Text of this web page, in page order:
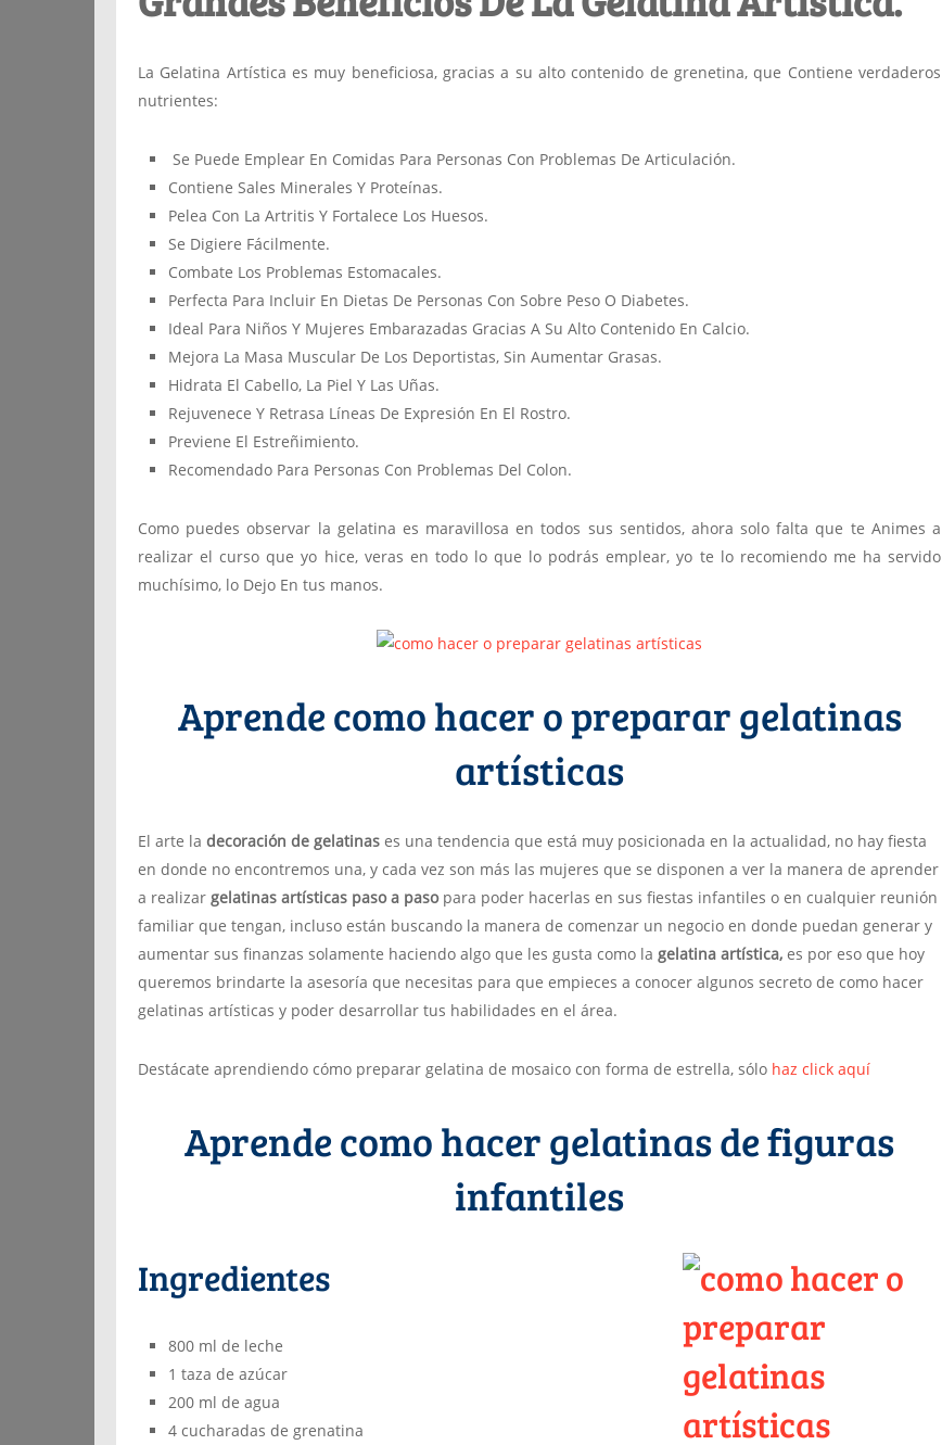
La Gelatina Artística es muy beneficiosa, gracias a su alto contenido de grenetina, que Contiene verdaderos
nutrientes:
Se Puede Emplear En Comidas Para Personas Con Problemas De Articulación.
Contiene Sales Minerales Y Proteínas.
Pelea Con La Artritis Y Fortalece Los Huesos.
Se Digiere Fácilmente.
Combate Los Problemas Estomacales.
Perfecta Para Incluir En Dietas De Personas Con Sobre Peso O Diabetes.
Ideal Para Niños Y Mujeres Embarazadas Gracias A Su Alto Contenido En Calcio.
Mejora La Masa Muscular De Los Deportistas, Sin Aumentar Grasas.
Hidrata El Cabello, La Piel Y Las Uñas.
Rejuvenece Y Retrasa Líneas De Expresión En El Rostro.
Previene El Estreñimiento.
Recomendado Para Personas Con Problemas Del Colon.
Como puedes observar la gelatina es maravillosa en todos sus sentidos, ahora solo falta que te Animes a
realizar el curso que yo hice, veras en todo lo que lo podrás emplear, yo te lo recomiendo me ha servido
muchísimo, lo Dejo En tus manos.
Aprende como hacer o preparar gelatinas
artísticas
El arte la decoración de gelatinas es una tendencia que está muy posicionada en la actualidad, no hay fiesta
en donde no encontremos una, y cada vez son más las mujeres que se disponen a ver la manera de aprender
a realizar gelatinas artísticas paso a paso para poder hacerlas en sus fiestas infantiles o en cualquier reunión
familiar que tengan, incluso están buscando la manera de comenzar un negocio en donde puedan generar y
aumentar sus finanzas solamente haciendo algo que les gusta como la gelatina artística, es por eso que hoy
queremos brindarte la asesoría que necesitas para que empieces a conocer algunos secreto de como hacer
gelatinas artísticas y poder desarrollar tus habilidades en el área.
Destácate aprendiendo cómo preparar gelatina de mosaico con forma de estrella, sólo haz click aquí
Aprende como hacer gelatinas de figuras
infantiles
Ingredientes
800 ml de leche
1 taza de azúcar
200 ml de agua
4 cucharadas de grenatina